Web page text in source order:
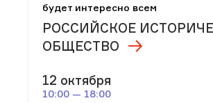
будет интересно всем
РОССИЙСКОЕ
ОБЩЕСТВО
12 октября
10:00 — 18:00